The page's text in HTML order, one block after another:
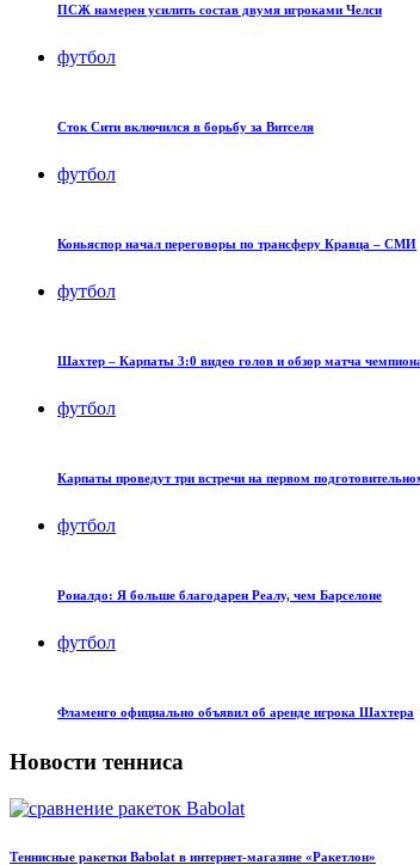
ПСЖ намерен усилить состав двумя игроками Челси
футбол
Сток Сити включился в борьбу за Витселя
футбол
Коньяспор начал переговоры по трансферу Кравца – СМИ
футбол
Шахтер – Карпаты 3:0 видео голов и обзор матча
футбол
Карпаты проведут три встречи на первом
футбол
Роналдо: Я больше благодарен Реалу, чем Барселоне
футбол
Фламенго официально объявил об аренде игрока Шахтера
Новости тенниса
Теннисные ракетки Babolat в интернет-магазине «Ракетлон»